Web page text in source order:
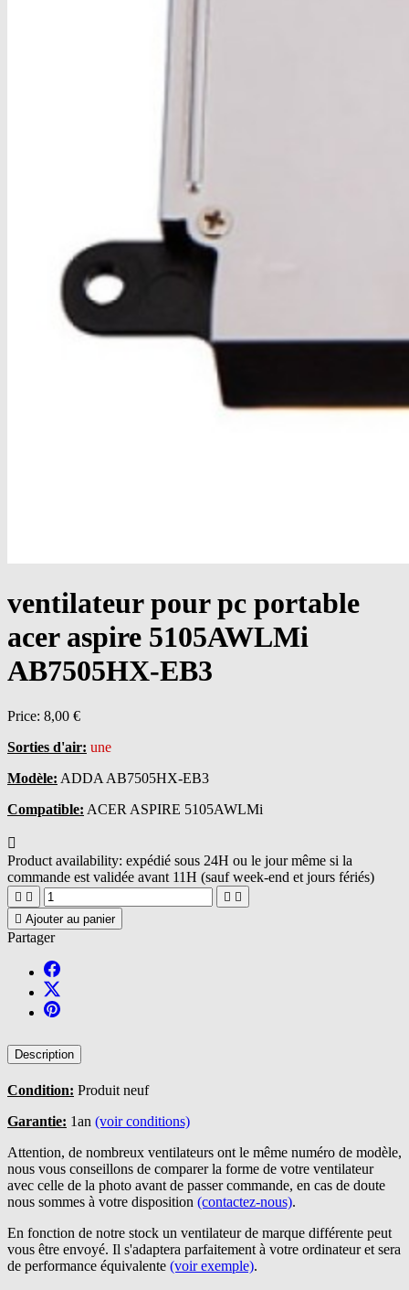
ventilateur pour pc portable
acer aspire 5105AWLMi
AB7505HX-EB3
Price: 8,00 €
Sorties d'air: une
Modèle: ADDA AB7505HX-EB3
Compatible: ACER ASPIRE 5105AWLMi

Product availability: expédié sous 24H ou le jour même si la
commande est validée avant 11H (sauf week-end et jours fériés)
   
 Ajouter au panier
Partager
Description
Condition: Produit neuf
Garantie: 1an (voir conditions)
Attention, de nombreux ventilateurs ont le même numéro de modèle,
nous vous conseillons de comparer la forme de votre ventilateur
avec celle de la photo avant de passer commande, en cas de doute
nous sommes à votre disposition (contactez-nous).
En fonction de notre stock un ventilateur de marque différente peut
vous être envoyé. Il s'adaptera parfaitement à votre ordinateur et sera
de performance équivalente (voir exemple).